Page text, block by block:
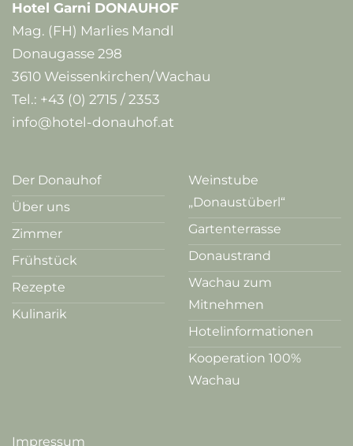
Hotel Garni DONAUHOF
Mag. (FH) Marlies Mandl
Donaugasse 298
3610 Weissenkirchen/Wachau
Tel.: +43 (0) 2715 / 2353
info@hotel-donauhof.at
Der Donauhof
Über uns
Zimmer
Frühstück
Rezepte
Kulinarik
Weinstube
„Donaustüberl“
Gartenterrasse
Donaustrand
Wachau zum
Mitnehmen
Hotelinformationen
Kooperation 100%
Wachau
Impressum